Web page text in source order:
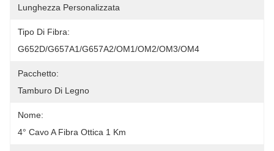
Lunghezza Personalizzata
Tipo Di Fibra:
G652D/G657A1/G657A2/OM1/OM2/OM3/OM4
Pacchetto:
Tamburo Di Legno
Nome:
4° Cavo A Fibra Ottica 1 Km